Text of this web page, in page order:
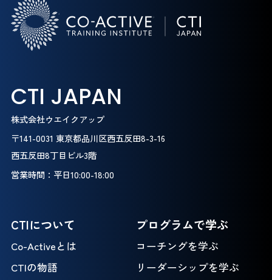
CTI JAPAN
株式会社ウエイクアップ
〒141-0031 東京都品川区西五反田8-3-16
西五反田8丁目ビル3階
営業時間：平日10:00-18:00
CTIについて
Co-Activeとは
CTIの物語
プログラムで学ぶ
コーチングを学ぶ
リーダーシップを学ぶ